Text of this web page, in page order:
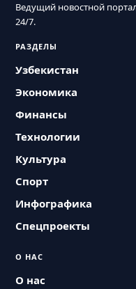
Ведущий новостной
24/7.
РАЗДЕЛЫ
Узбекистан
Экономика
Финансы
Технологии
Культура
Спорт
Инфографика
Спецпроекты
О НАС
О нас